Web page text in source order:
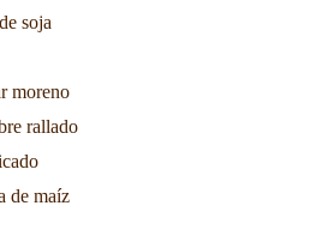
soja
moreno
rallado
de maíz